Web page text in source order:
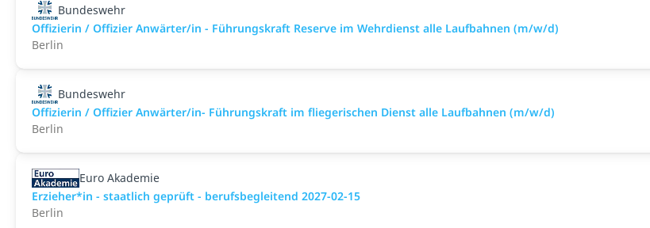
Bundeswehr
Offizierin / Offizier Anwärter/in - Führungskraft Reserve im Wehrdienst alle Laufbahnen (m/w/d)
Berlin
Bundeswehr
Offizierin / Offizier Anwärter/in- Führungskraft im fliegerischen Dienst alle Laufbahnen (m/w/d)
Berlin
Euro Akademie
Erzieher*in - staatlich geprüft - berufsbegleitend 2027-02-15
Berlin